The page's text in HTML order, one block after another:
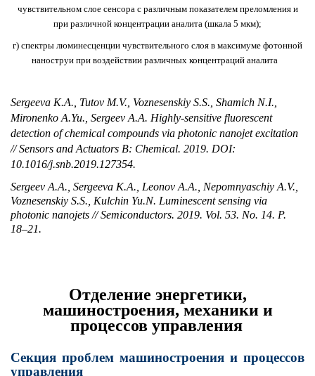
чувствительном слое сенсора с различным показателем преломления и
при различной концентрации аналита (шкала 5 мкм);
г) спектры люминесценции чувствительного слоя в максимуме фотонной
наноструи при воздействии различных концентраций аналита
Sergeeva K.A., Tutov M.V., Voznesenskiy S.S., Shamich N.I.,
Mironenko A.Yu., Sergeev A.A. Highly-sensitive fluorescent
detection of chemical compounds via photonic nanojet excitation
// Sensors and Actuators B: Chemical. 2019. DOI:
10.1016/j.snb.2019.127354.
Sergeev A.A., Sergeeva K.A., Leonov A.A., Nepomnyaschiy A.V.,
Voznesenskiy S.S., Kulchin Yu.N. Luminescent sensing via
photonic nanojets // Semiconductors. 2019. Vol. 53. No. 14. P.
18–21.
Отделение энергетики,
машиностроения, механики и
процессов управления
Секция проблем машиностроения и процессов
управления